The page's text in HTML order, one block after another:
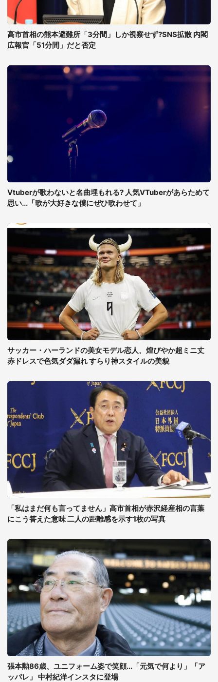
高市首相の熊本避難所「3分間」しか視察せず?SNS拡散 内閣
広報官「51分間」だと否定
Vtuberが歌わないと名曲埋もれる? 人気VTuberがあらためて
思い...「歌が大好きな僕にぜひ歌わせて」
サッカー・ハーランドの美女モデル恋人、煌びやか超ミニ丈
赤ドレスで色気ダダ漏れ すらり神スタイルの美貌
「私はまだ何も言ってません」高市首相が赤沢経産相の言葉
にこう答えた意味 二人の距離感を示す1枚の写真
張本勲86歳、ユニフォーム姿で笑顔...「元気で何より」「ア
ッパレ」 中村紀洋インスタに登場